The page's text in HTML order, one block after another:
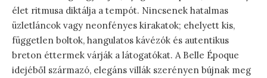
élet ritmusa diktálja a tempót. Nincsenek hatalmas
üzletláncok vagy neonfényes kirakatok; ehelyett kis,
független boltok, hangulatos kávézók és autentikus
breton éttermek várják a látogatókat. A Belle Époque
idejéből származó, elegáns villák szerényen bújnak meg